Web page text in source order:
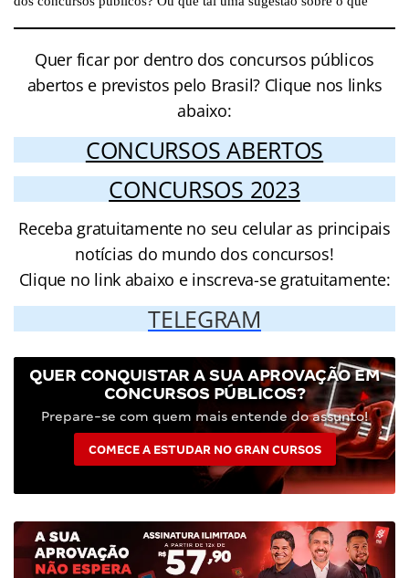
Quer ficar por dentro dos concursos públicos
abertos e previstos pelo Brasil? Clique nos links
abaixo:
CONCURSOS ABERTOS
CONCURSOS 2023
Receba gratuitamente no seu celular as principais
notícias do mundo dos concursos!
Clique no link abaixo e inscreva-se gratuitamente:
TELEGRAM
QUER CONQUISTAR A SUA APROVAÇÃO EM
CONCURSOS PÚBLICOS?
Prepare-se com quem mais entende do assunto!
COMECE A ESTUDAR NO GRAN CURSOS